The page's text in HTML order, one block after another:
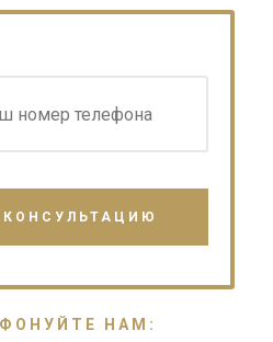
НАМ: